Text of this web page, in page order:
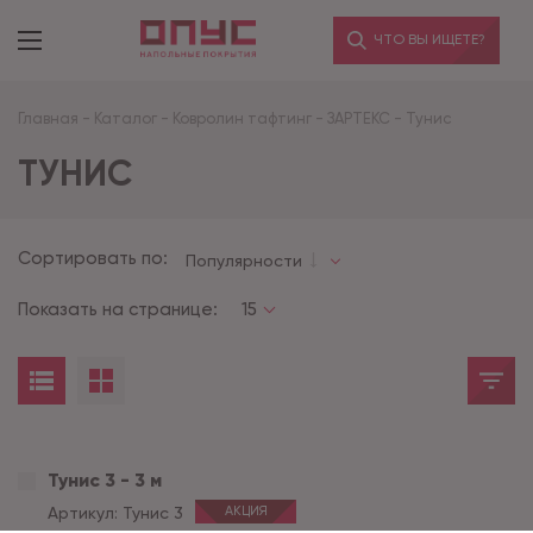
ЧТО ВЫ ИЩЕТЕ?
Главная - Каталог - Ковролин тафтинг - ЗАРТЕКС - Тунис
ТУНИС
Сортировать по: Популярности
Показать на странице: 15
Тунис 3 - 3 м
Артикул: Тунис 3 АКЦИЯ